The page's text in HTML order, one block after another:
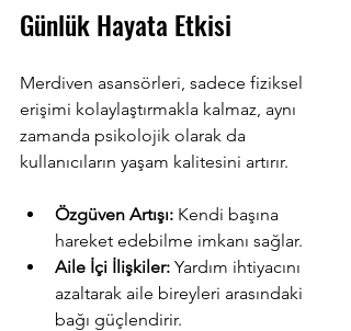
Günlük Hayata Etkisi
Merdiven asansörleri, sadece fiziksel
erişimi kolaylaştırmakla kalmaz, aynı
zamanda psikolojik olarak da
kullanıcıların yaşam kalitesini artırır.
Özgüven Artışı: Kendi başına
hareket edebilme imkanı sağlar.
Aile İçi İlişkiler: Yardım ihtiyacını
azaltarak aile bireyleri arasındaki
bağı güçlendirir.